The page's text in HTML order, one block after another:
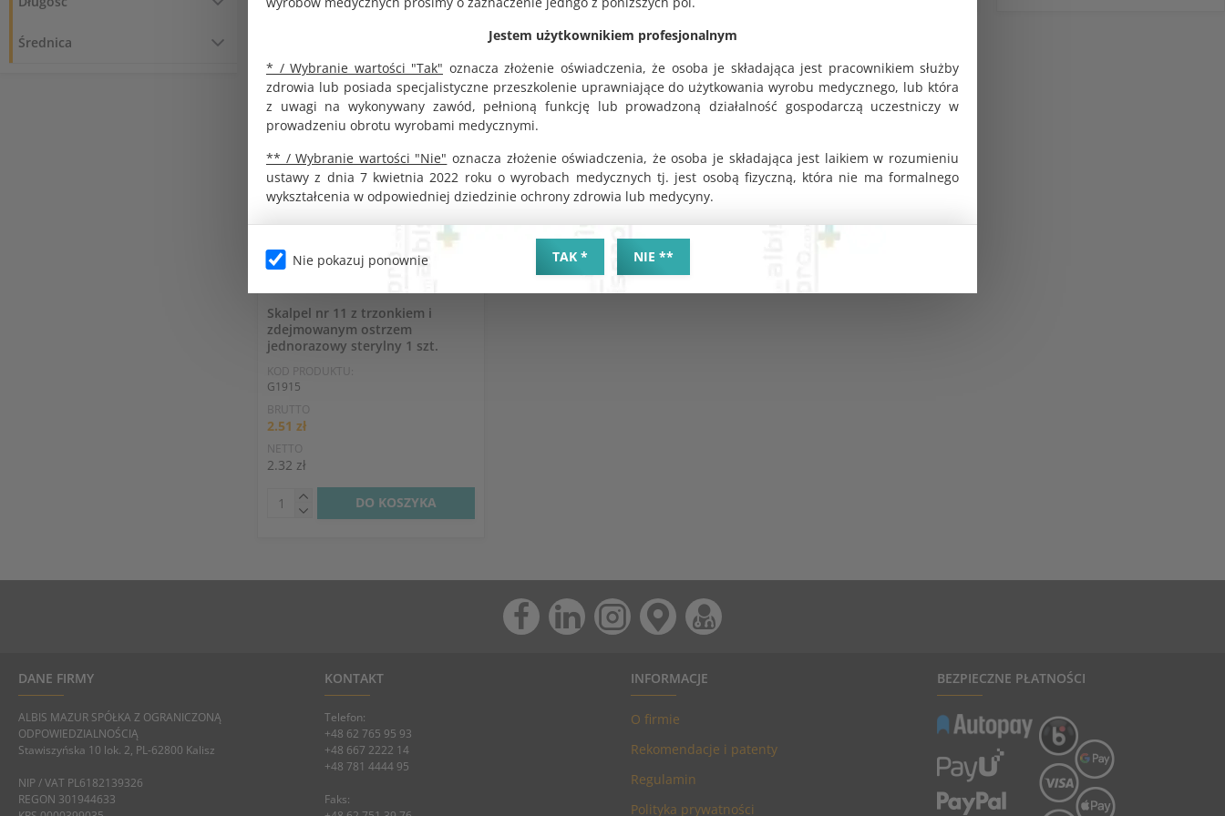
Jestem użytkownikiem profesjonalnym
* / Wybranie wartości "Tak" oznacza złożenie oświadczenia, że osoba je składająca jest pracownikiem służby
zdrowia lub posiada specjalistyczne przeszkolenie uprawniające do użytkowania wyrobu medycznego, lub która
z uwagi na wykonywany zawód, pełnioną funkcję lub prowadzoną działalność gospodarczą uczestniczy w
prowadzeniu obrotu wyrobami medycznymi.
** / Wybranie wartości "Nie" oznacza złożenie oświadczenia, że osoba je składająca jest laikiem w rozumieniu
ustawy z dnia 7 kwietnia 2022 roku o wyrobach medycznych tj. jest osobą fizyczną, która nie ma formalnego
wykształcenia w odpowiedniej dziedzinie ochrony zdrowia lub medycyny.
TAK * NIE **
Nie pokazuj ponownie
Średnica
Medyczne produkty jednorazowe
Skalpel nr 11 z trzonkiem i
zdejmowanym ostrzem
jednorazowy sterylny 1 szt.
KOD PRODUKTU:
G1915
BRUTTO
2.51 zł
NETTO
2.32 zł
DO KOSZYKA
DANE FIRMY
ALBIS MAZUR SPÓŁKA Z OGRANICZONĄ
ODPOWIEDZIALNOŚCIĄ
Stawiszyńska 10 lok. 2, PL-62800 Kalisz
NIP / VAT PL6182139326
REGON 301944633
KONTAKT
Telefon:
+48 62 765 95 93
+48 667 2222 14
+48 781 4444 95
Faks:
INFORMACJE
O firmie
Rekomendacje i patenty
Regulamin
Polityka prywatności
BEZPIECZNE PŁATNOŚCI